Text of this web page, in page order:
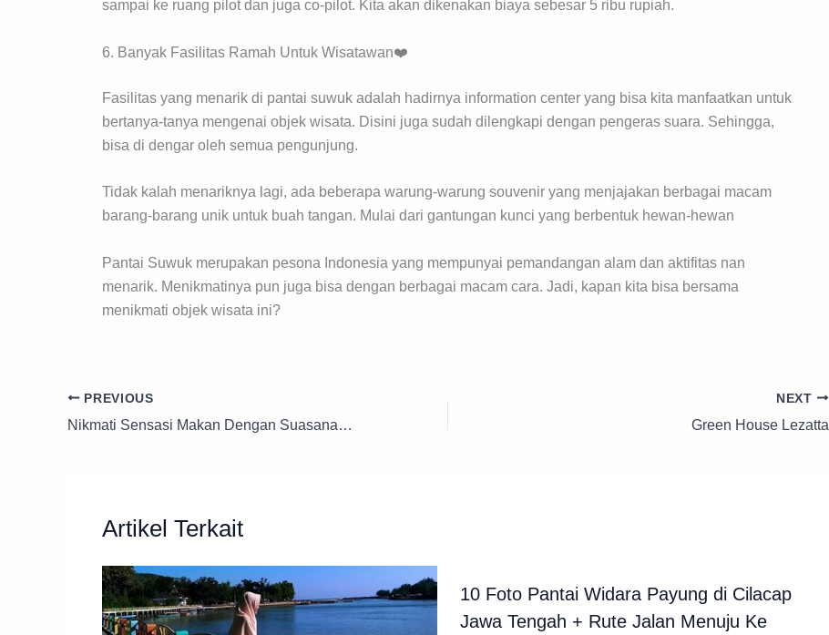
sampai ke ruang pilot dan juga co-pilot. Kita akan dikenakan biaya sebesar 5 ribu rupiah.
6. Banyak Fasilitas Ramah Untuk Wisatawan❤️
Fasilitas yang menarik di pantai suwuk adalah hadirnya information center yang bisa kita manfaatkan untuk
bertanya-tanya mengenai objek wisata. Disini juga sudah dilengkapi dengan pengeras suara. Sehingga,
bisa di dengar oleh semua pengunjung.
Tidak kalah menariknya lagi, ada beberapa warung-warung souvenir yang menjajakan berbagai macam
barang-barang unik untuk buah tangan. Mulai dari gantungan kunci yang berbentuk hewan-hewan
Pantai Suwuk merupakan pesona Indonesia yang mempunyai pemandangan alam dan aktifitas nan
menarik. Menikmatinya pun juga bisa dengan berbagai macam cara. Jadi, kapan kita bisa bersama
menikmati objek wisata ini?
PREVIOUS
Nikmati Sensasi Makan Dengan Suasana Tempoe Doeloe di Koenokoeni Cafe
NEXT
Green House Lezatta
Artikel Terkait
10 Foto Pantai Widara Payung di Cilacap
Jawa Tengah + Rute Jalan Menuju Ke